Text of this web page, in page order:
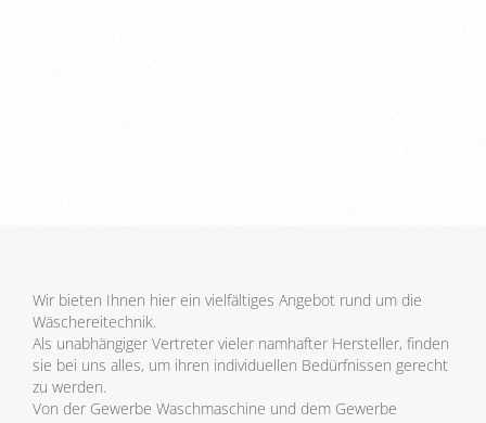
Wir bieten Ihnen hier ein vielfältiges Angebot rund um die
Wäschereitechnik.
Als unabhängiger Vertreter vieler namhafter Hersteller, finden
sie bei uns alles, um ihren individuellen Bedürfnissen gerecht
zu werden.
Von der Gewerbe Waschmaschine und dem Gewerbe